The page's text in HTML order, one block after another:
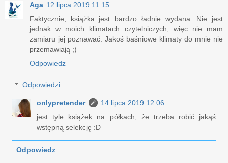
Aga 12 lipca 2019 11:15
Faktycznie, książka jest bardzo ładnie wydana. Nie jest
jednak w moich klimatach czytelniczych, więc nie mam
zamiaru jej poznawać. Jakoś baśniowe klimaty do mnie nie
przemawiają ;)
Odpowiedz
Odpowiedzi
onlypretender
14 lipca 2019 12:06
jest tyle książek na półkach, że trzeba robić jakąś
wstępną selekcję :D
Odpowiedz